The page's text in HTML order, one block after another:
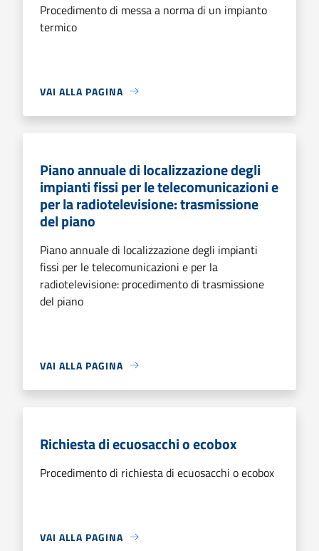
Procedimento di messa a norma di un impianto
termico
VAI ALLA PAGINA
Piano annuale di localizzazione degli
impianti fissi per le telecomunicazioni e
per la radiotelevisione: trasmissione
del piano
Piano annuale di localizzazione degli impianti
fissi per le telecomunicazioni e per la
radiotelevisione: procedimento di trasmissione
del piano
VAI ALLA PAGINA
Richiesta di ecuosacchi o ecobox
Procedimento di richiesta di ecuosacchi o ecobox
VAI ALLA PAGINA